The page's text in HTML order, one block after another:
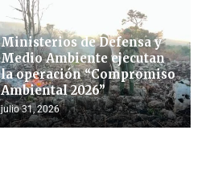
Ministerios de Defensa y
Medio Ambiente ejecutan
la operación “Compromiso
Ambiental 2026”
julio 31, 2026